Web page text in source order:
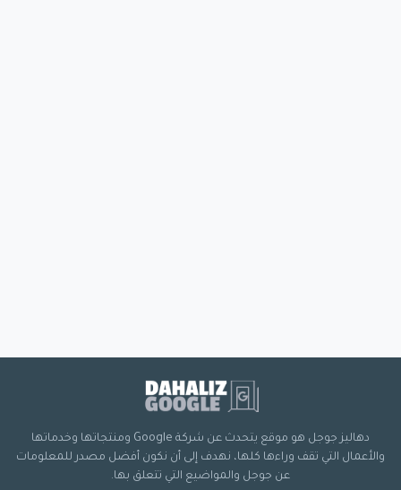
دهاليز جوجل هو موقع يتحدث عن شركة Google ومنتجاتها وخدماتها
والأعمال التي تقف وراءها كلها، نهدف إلى أن نكون أفضل مصدر للمعلومات
عن جوجل والمواضيع التي تتعلق بها.